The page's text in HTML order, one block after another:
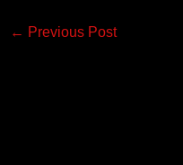
← Previous Post